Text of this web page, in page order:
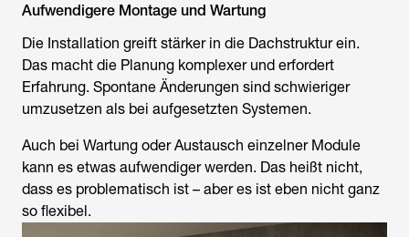
Aufwendigere Montage und Wartung
Die Installation greift stärker in die Dachstruktur ein.
Das macht die Planung komplexer und erfordert
Erfahrung. Spontane Änderungen sind schwieriger
umzusetzen als bei aufgesetzten Systemen.
Auch bei Wartung oder Austausch einzelner Module
kann es etwas aufwendiger werden. Das heißt nicht,
dass es problematisch ist – aber es ist eben nicht ganz
so flexibel.